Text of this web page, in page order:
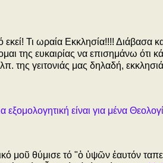
Τι ωραία Εκκλησία!!!! Διάβασα
ευκαιρίας να επισημάνω ότι
γειτονιάς μας δηλαδή,
είναι για μένα
μοῦ θύμισε τό "ὁ ὑψῶν ἑαυτόν